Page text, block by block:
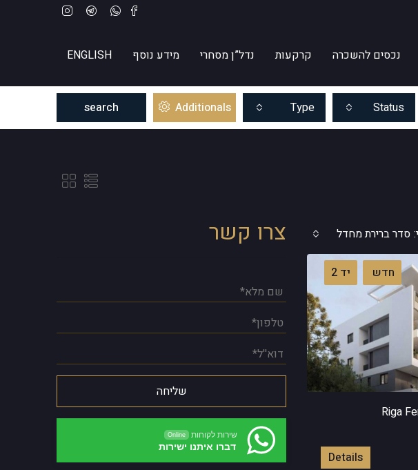
נכסים להשכרה קרקעות נדל”ן מסחרי מידע נוסף ENGLISH
Status
Type
Additionals
search
סדר ברירת מחדל
חדש יד 2
Details
צרו קשר
שירות לקוחות Online
דברו איתנו ישירות